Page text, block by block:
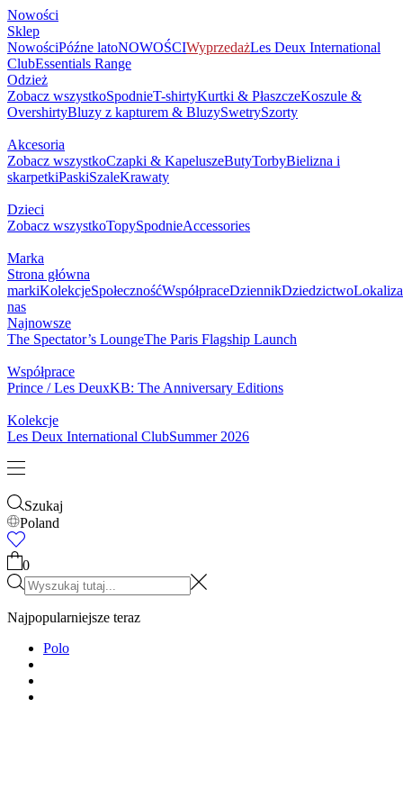
Nowości
Sklep
NowościPóźne latoNOWOŚCIWyprzedażLes Deux International
ClubEssentials Range
Odzież
Zobacz wszystkoSpodnieT-shirtyKurtki & PłaszczeKoszule &
OvershirtyBluzy z kapturem & BluzySwetrySzorty
Akcesoria
Zobacz wszystkoCzapki & KapeluszeButyTorbyBielizna i
skarpetkiPaskiSzaleKrawaty
Dzieci
Zobacz wszystkoTopySpodnieAccessories
Marka
Strona główna
markiKolekcjeSpołecznośćWspółpraceDziennikDziedzictwo
nas
Najnowsze
The Spectator’s LoungeThe Paris Flagship Launch
Współprace
Prince / Les DeuxKB: The Anniversary Editions
Kolekcje
Les Deux International ClubSummer 2026
Szukaj
Poland
0
Najpopularniejsze teraz
Polo